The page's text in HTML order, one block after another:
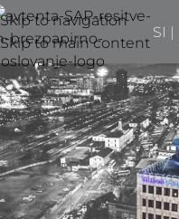
Skip to navigation
Skip to main content
SI |